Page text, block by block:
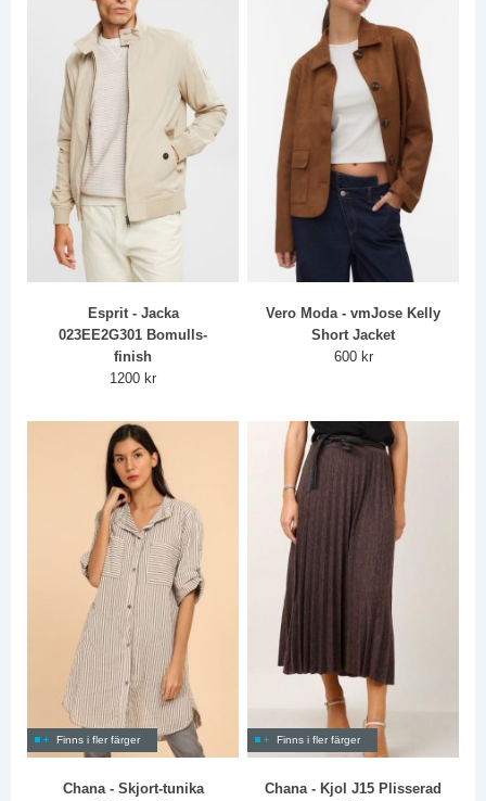
Esprit - Jacka
023EE2G301 Bomulls-
finish
1200 kr
Vero Moda - vmJose Kelly
Short Jacket
600 kr
Finns i fler färger
Chana - Skjort-tunika
Finns i fler färger
Chana - Kjol J15 Plisserad